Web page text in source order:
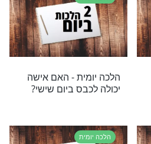
הלכה יומית – התעמלות
וריצה בשבת
הלכה יומית